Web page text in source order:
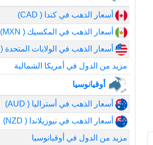
أسعار الذهب في كندا ( CAD)
أسعار الذهب في المكسيك ( MXN)
أسعار الذهب في الولايات المتحدة ( USD)
مزيد من الدول في أمريكا الشمالية
أوقيانوسيا
أسعار الذهب في أستراليا ( AUD)
أسعار الذهب في نيوزيلاندا ( NZD)
مزيد من الدول في أوقيانوسيا